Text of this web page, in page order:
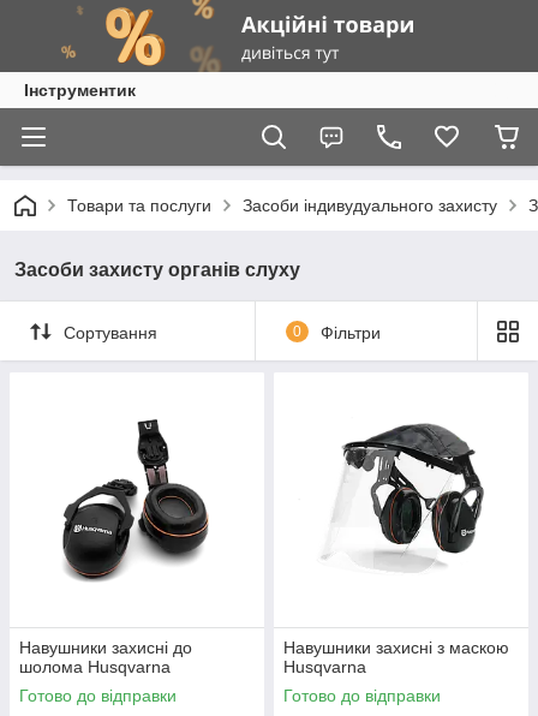
Інструментик
Товари та послуги Засоби індивудуального захисту
Засоби захисту органів слуху
Сортування 0 Фільтри
Навушники захисні до
шолома Husqvarna
Готово до відправки
Навушники захисні з маскою
Husqvarna
Готово до відправки